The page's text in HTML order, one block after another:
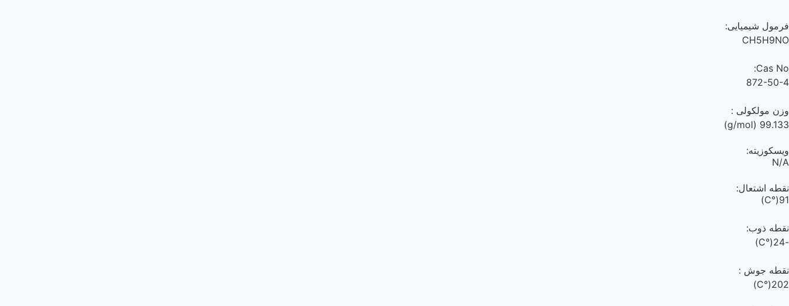
فرمول شیمیایی:
CH5H9NO
Cas No:
872-50-4
وزن مولکولی :
99.133 (g/mol)
ویسکوزیته:
N/A
نقطه اشتعال:
91(°C)
نقطه ذوب:
-24(°C)
نقطه جوش :
202(°C)